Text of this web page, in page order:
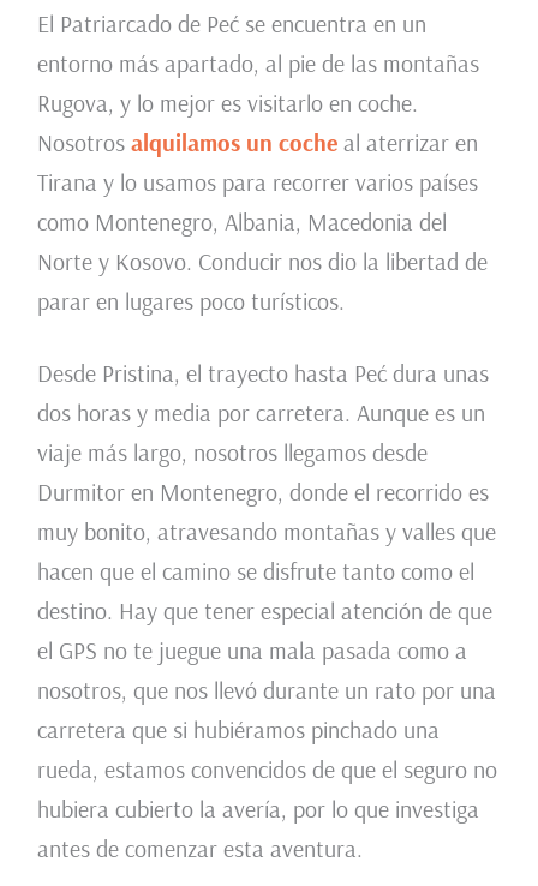
El Patriarcado de Peć se encuentra en un
entorno más apartado, al pie de las montañas
Rugova, y lo mejor es visitarlo en coche.
Nosotros alquilamos un cocheal aterrizar en
Tirana y lo usamos para recorrer varios países
como Montenegro, Albania, Macedonia del
Norte y Kosovo. Conducir nos dio la libertad de
parar en lugares poco turísticos.
Desde Pristina, el trayecto hasta Peć dura unas
dos horas y media por carretera. Aunque es un
viaje más largo, nosotros llegamos desde
Durmitor en Montenegro, donde el recorrido es
muy bonito, atravesando montañas y valles que
hacen que el camino se disfrute tanto como el
destino. Hay que tener especial atención de que
el GPS no te juegue una mala pasada como a
nosotros, que nos llevó durante un rato por una
carretera que si hubiéramos pinchado una
rueda, estamos convencidos de que el seguro no
hubiera cubierto la avería, por lo que investiga
antes de comenzar esta aventura.